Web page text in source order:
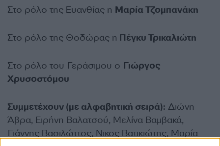
Στο ρόλο της Ευανθίας η Μαρία Τζομπανάκη
Στο ρόλο της Θοδώρας η Πέγκυ Τρικαλιώτη
Στο ρόλο του Γεράσιμου ο Γιώργος
Χρυσοστόμου
Συμμετέχουν (με αλφαβητική σειρά): Διώνη
Άβρα, Ειρήνη Βαλατσού, Μελίνα Βαμβακά,
Γιάννης Βασιλώττος, Νικος Βατικιώτης, Μαρία